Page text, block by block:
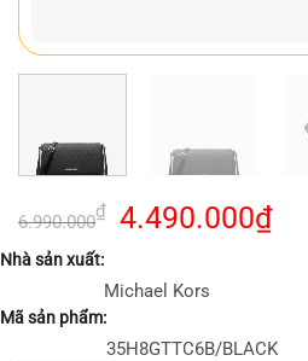
6.990.000₫
Giá
6.990.000₫.
4.490.000₫Giá
hiện
Nhà sản xuất:
Michael Kors
Mã sản phẩm:
35H8GTTC6B/BLACK